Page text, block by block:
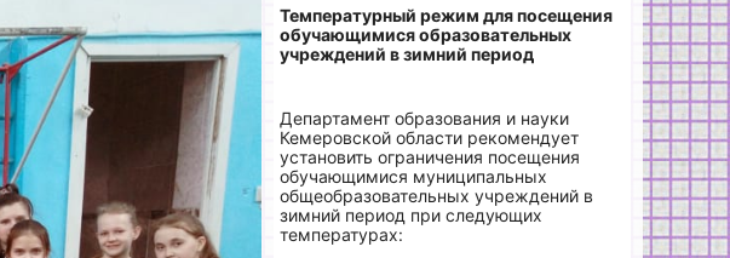
Температурный режим для посещения
обучающимися образовательных
учреждений в зимний период
Департамент образования и науки
Кемеровской области рекомендует
установить ограничения посещения
обучающимися муниципальных
общеобразовательных учреждений в
зимний период при следующих
температурах: